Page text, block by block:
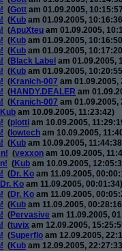
(Gott am 01.09.2005,
(Kub am 01.09.2005,
(ApuXteu am 01.09.2005,
(Kub am 01.09.2005,
(Kub am 01.09.2005,
(Black Label am 01.09.2005,
(Kub am 01.09.2005,
(Kranich-007 am 01.09.2005,
(HANDY.DEALER am
(Kranich-007 am 01.09.2005,
Kub am 10.09.2005, 11:23:42)
(plotti am 10.09.2005,
( lowtech am 10.09.2005,
(Kub am 10.09.2005,
(vexxon am 10.09.2005,
(Kub am 10.09.2005,
(Dr. Ko am 11.09.2005,
Dr. Ko am 11.09.2005, 00:01:34)
(Dr. Ko am 11.09.2005,
(Kub am 11.09.2005,
(Pervasive am 11.09.2005,
(tuvix am 12.09.2005,
(Superflo am 12.09.2005,
(Kub am 12.09.2005,